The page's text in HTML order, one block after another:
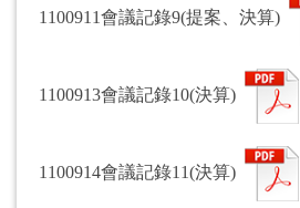
1100911會議記錄9(提案、決算)
1100913會議記錄10(決算)
1100914會議記錄11(決算)